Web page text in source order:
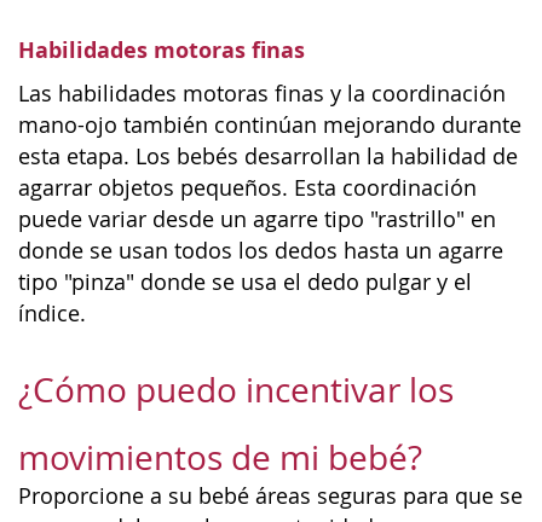
Habilidades motoras finas
Las habilidades motoras finas y la coordinación
mano-ojo también continúan mejorando durante
esta etapa. Los bebés desarrollan la habilidad de
agarrar objetos pequeños. Esta coordinación
puede variar desde un agarre tipo "rastrillo" en
donde se usan todos los dedos hasta un agarre
tipo "pinza" donde se usa el dedo pulgar y el
índice.
¿Cómo puedo incentivar los
movimientos de mi bebé?
Proporcione a su bebé áreas seguras para que se